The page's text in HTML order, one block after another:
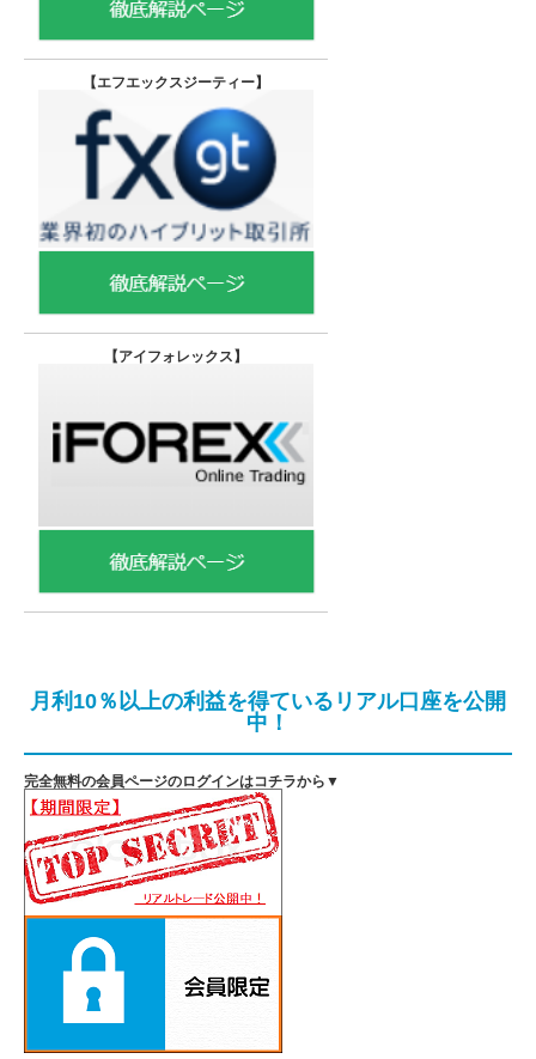
【エフエックスジーティー】
【アイフォレックス】
月利10％以上の利益を得ているリアル口座を公開
中！
完全無料の会員ページのログインはコチラから▼